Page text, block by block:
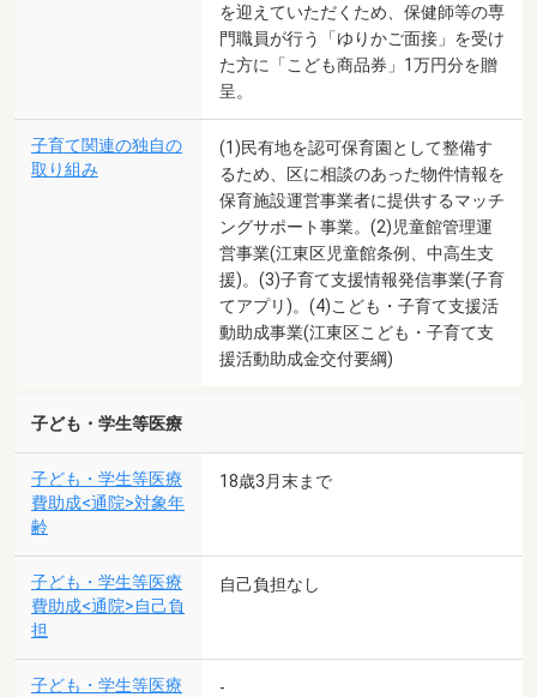
を迎えていただくため、保健師等の専
門職員が行う「ゆりかご面接」を受け
た方に「こども商品券」1万円分を贈
呈。
子育て関連の独自の
取り組み
(1)民有地を認可保育園として整備す
るため、区に相談のあった物件情報を
保育施設運営事業者に提供するマッチ
ングサポート事業。(2)児童館管理運
営事業(江東区児童館条例、中高生支
援)。(3)子育て支援情報発信事業(子育
てアプリ)。(4)こども・子育て支援活
動助成事業(江東区こども・子育て支
援活動助成金交付要綱)
子ども・学生等医療
子ども・学生等医療
費助成<通院>対象年
齢
18歳3月末まで
子ども・学生等医療
費助成<通院>自己負
担
自己負担なし
子ども・学生等医療 -